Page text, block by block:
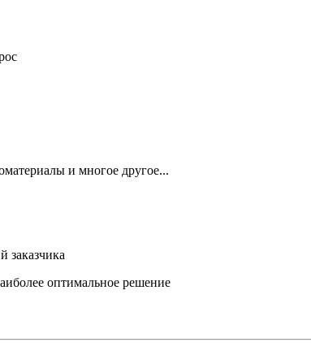
и многое другое...
заказчика
оптимальное решение